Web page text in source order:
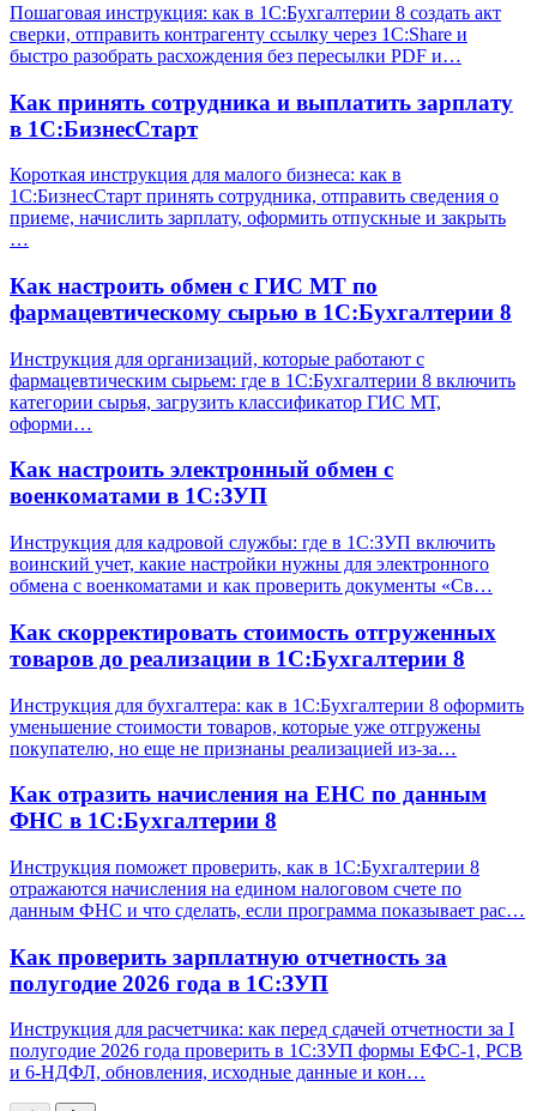
Пошаговая инструкция: как в 1С:Бухгалтерии 8 создать акт
сверки, отправить контрагенту ссылку через 1С:Share и
быстро разобрать расхождения без пересылки PDF и…
Как принять сотрудника и выплатить зарплату
в 1С:БизнесСтарт
Короткая инструкция для малого бизнеса: как в
1С:БизнесСтарт принять сотрудника, отправить сведения о
приеме, начислить зарплату, оформить отпускные и закрыть
…
Как настроить обмен с ГИС МТ по
фармацевтическому сырью в 1С:Бухгалтерии 8
Инструкция для организаций, которые работают с
фармацевтическим сырьем: где в 1С:Бухгалтерии 8 включить
категории сырья, загрузить классификатор ГИС МТ,
оформи…
Как настроить электронный обмен с
военкоматами в 1С:ЗУП
Инструкция для кадровой службы: где в 1С:ЗУП включить
воинский учет, какие настройки нужны для электронного
обмена с военкоматами и как проверить документы «Св…
Как скорректировать стоимость отгруженных
товаров до реализации в 1С:Бухгалтерии 8
Инструкция для бухгалтера: как в 1С:Бухгалтерии 8 оформить
уменьшение стоимости товаров, которые уже отгружены
покупателю, но еще не признаны реализацией из-за…
Как отразить начисления на ЕНС по данным
ФНС в 1С:Бухгалтерии 8
Инструкция поможет проверить, как в 1С:Бухгалтерии 8
отражаются начисления на едином налоговом счете по
данным ФНС и что сделать, если программа показывает рас…
Как проверить зарплатную отчетность за
полугодие 2026 года в 1С:ЗУП
Инструкция для расчетчика: как перед сдачей отчетности за I
полугодие 2026 года проверить в 1С:ЗУП формы ЕФС-1, РСВ
и 6-НДФЛ, обновления, исходные данные и кон…